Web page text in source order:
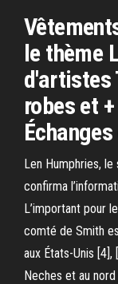
le thème
d'artistes
robes et
Len Humphries,
confirma
L’important pour
comté de Smith
aux États-Unis
Neches et au